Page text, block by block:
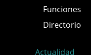
Funciones
Directorio
Actualidad